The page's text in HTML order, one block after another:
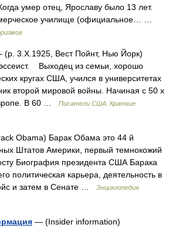
умер отец, Ярославу было 13 лет.
училище (официальное… …
3.X.1925, Вест Пойнт, Нью Йорк)
эссеист. Выходец из семьи, хорошо
кругах США, учился в университетах
второй мировой войны. Начиная с 50 х
В 60 …
Писатели США. Краткие
Obama) Барак Обама это 44 й
Штатов Америки, первый темнокожий
Биография президента США Барака
политическая карьера, деятельность в
и затем в Сенате …
Энциклопедия
— (Insider information)